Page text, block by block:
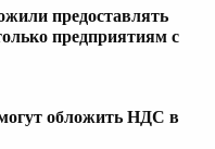
предоставлять
предприятиям с
обложить НДС в